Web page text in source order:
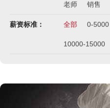
老师 销售
薪资标准： 全部 0-5000
10000-15000